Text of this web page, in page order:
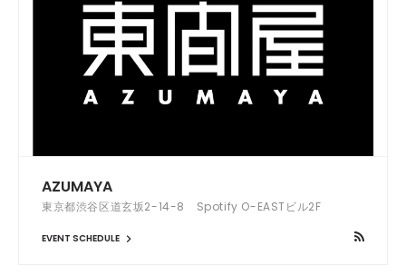
AZUMAYA
東京都渋谷区道玄坂2-14-8 Spotify O-EASTビル2F
EVENT SCHEDULE